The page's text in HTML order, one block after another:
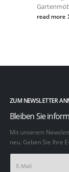
read more
ZUM NEWSLETTER
Bleiben Sie
Mit unserem
neu. Geben Sie Ihre